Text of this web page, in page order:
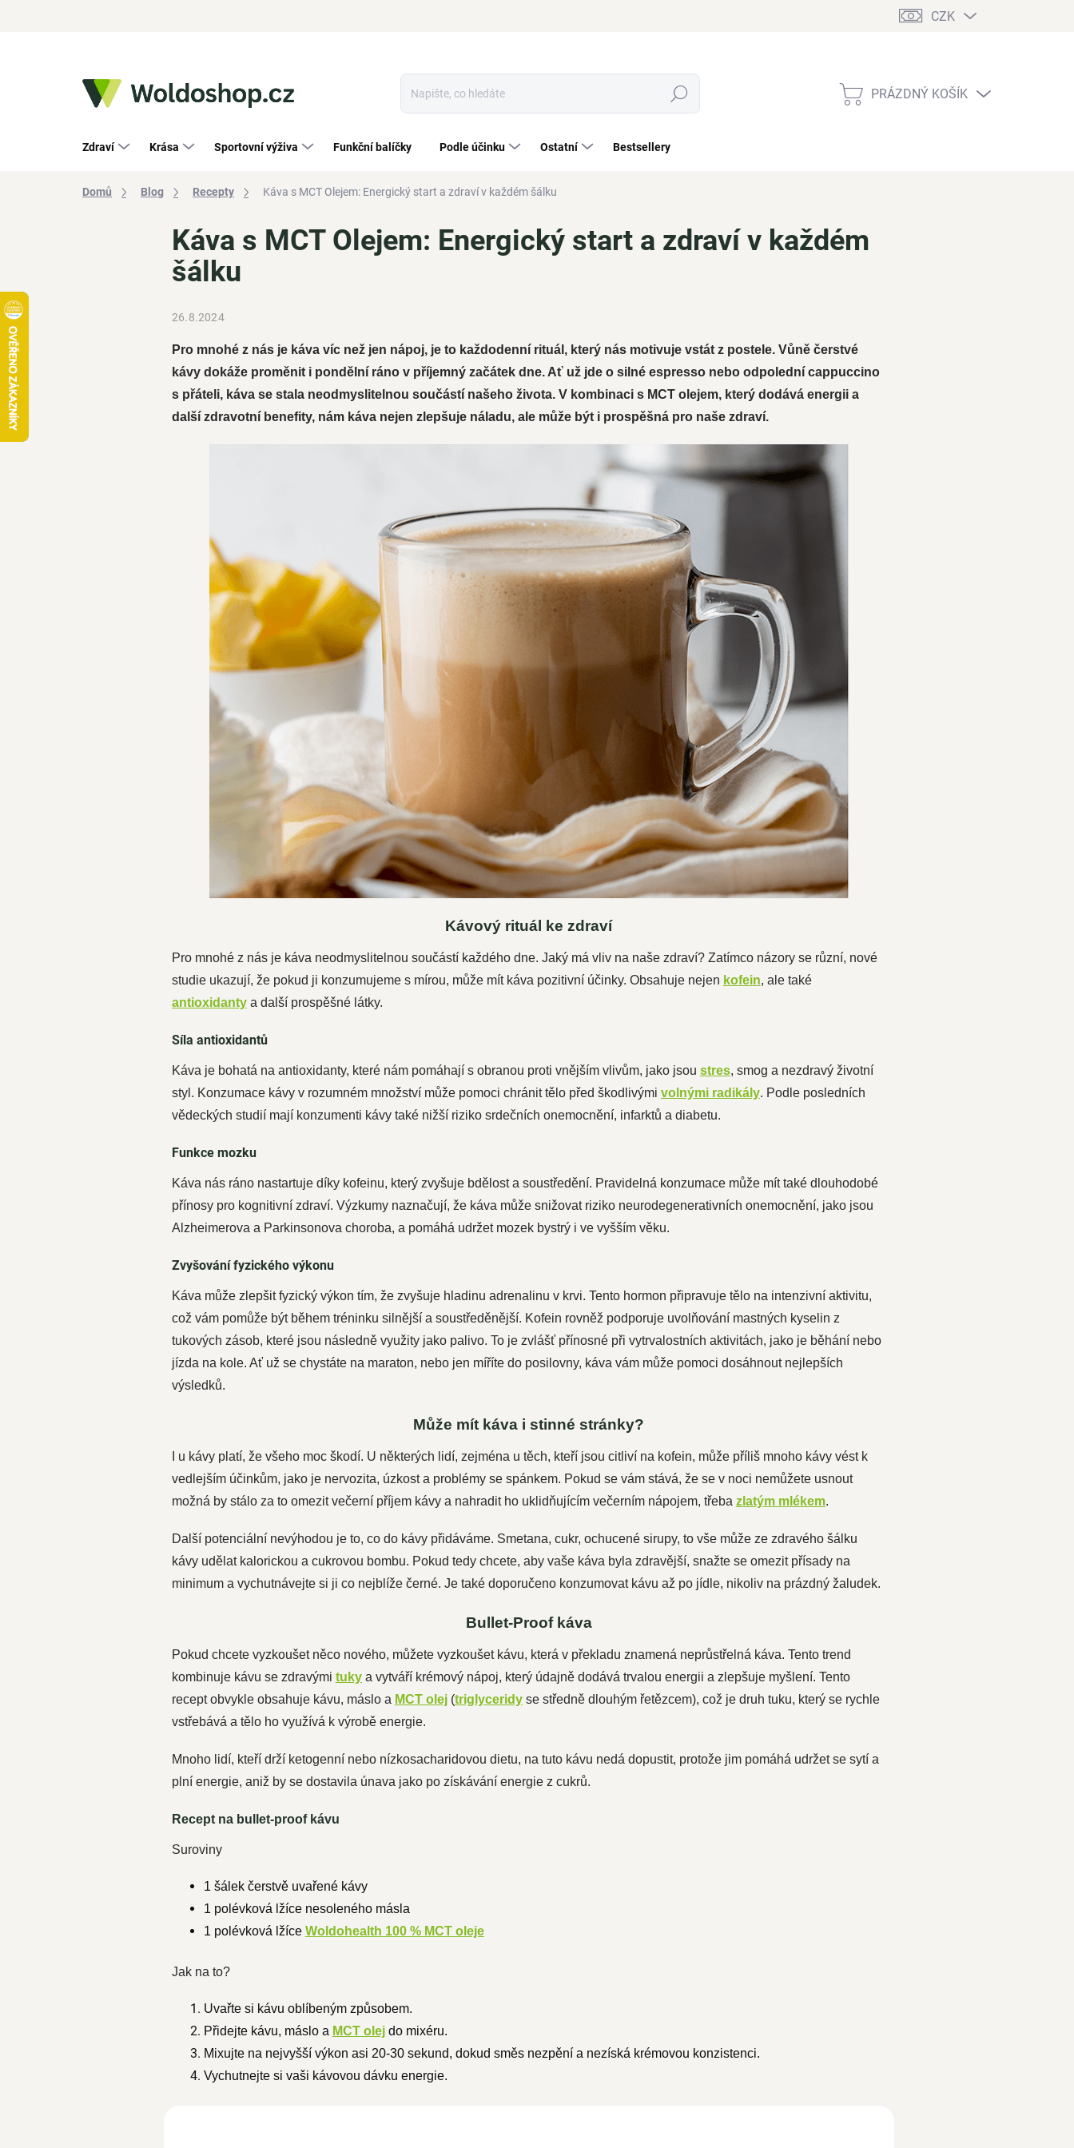
CZK
Hledat
NÁKUPNÍ
PRÁZDNÝ KOŠÍK
Zdraví Krása Sportovní výživa Funkční balíčky Podle účinku Ostatní Bestsellery
Domů Blog Recepty Káva s MCT Olejem: Energický start a zdraví v každém šálku
Káva s MCT Olejem: Energický start a zdraví v každém
šálku
26.8.2024
Pro mnohé z nás je káva víc než jen nápoj, je to každodenní rituál, který nás motivuje vstát z postele. Vůně čerstvé
kávy dokáže proměnit i pondělní ráno v příjemný začátek dne. Ať už jde o silné espresso nebo odpolední cappuccino
s přáteli, káva se stala neodmyslitelnou součástí našeho života. V kombinaci s MCT olejem, který dodává energii a
další zdravotní benefity, nám káva nejen zlepšuje náladu, ale může být i prospěšná pro naše zdraví.
Kávový rituál ke zdraví
Pro mnohé z nás je káva neodmyslitelnou součástí každého dne. Jaký má vliv na naše zdraví? Zatímco názory se různí, nové
studie ukazují, že pokud ji konzumujeme s mírou, může mít káva pozitivní účinky. Obsahuje nejen kofein, ale také
antioxidantya další prospěšné látky.
Síla antioxidantů
Káva je bohatá na antioxidanty, které nám pomáhají s obranou proti vnějším vlivům, jako jsou stres, smog a nezdravý životní
styl. Konzumace kávy v rozumném množství může pomoci chránit tělo před škodlivými volnými radikály. Podle posledních
vědeckých studií mají konzumenti kávy také nižší riziko srdečních onemocnění, infarktů a diabetu.
Funkce mozku
Káva nás ráno nastartuje díky kofeinu, který zvyšuje bdělost a soustředění. Pravidelná konzumace může mít také dlouhodobé
přínosy pro kognitivní zdraví. Výzkumy naznačují, že káva může snižovat riziko neurodegenerativních onemocnění, jako jsou
Alzheimerova a Parkinsonova choroba, a pomáhá udržet mozek bystrý i ve vyšším věku.
Zvyšování fyzického výkonu
Káva může zlepšit fyzický výkon tím, že zvyšuje hladinu adrenalinu v krvi. Tento hormon připravuje tělo na intenzivní aktivitu,
což vám pomůže být během tréninku silnější a soustředěnější. Kofein rovněž podporuje uvolňování mastných kyselin z
tukových zásob, které jsou následně využity jako palivo. To je zvlášť přínosné při vytrvalostních aktivitách, jako je běhání nebo
jízda na kole. Ať už se chystáte na maraton, nebo jen míříte do posilovny, káva vám může pomoci dosáhnout nejlepších
výsledků.
Může mít káva i stinné stránky?
I u kávy platí, že všeho moc škodí. U některých lidí, zejména u těch, kteří jsou citliví na kofein, může příliš mnoho kávy vést k
vedlejším účinkům, jako je nervozita, úzkost a problémy se spánkem. Pokud se vám stává, že se v noci nemůžete usnout
možná by stálo za to omezit večerní příjem kávy a nahradit ho uklidňujícím večerním nápojem, třeba zlatým mlékem.
Další potenciální nevýhodou je to, co do kávy přidáváme. Smetana, cukr, ochucené sirupy, to vše může ze zdravého šálku
kávy udělat kalorickou a cukrovou bombu. Pokud tedy chcete, aby vaše káva byla zdravější, snažte se omezit přísady na
minimum a vychutnávejte si ji co nejblíže černé. Je také doporučeno konzumovat kávu až po jídle, nikoliv na prázdný žaludek.
Bullet-Proof káva
Pokud chcete vyzkoušet něco nového, můžete vyzkoušet kávu, která v překladu znamená neprůstřelná káva. Tento trend
kombinuje kávu se zdravými tukya vytváří krémový nápoj, který údajně dodává trvalou energii a zlepšuje myšlení. Tento
recept obvykle obsahuje kávu, máslo a MCT olej(triglyceridyse středně dlouhým řetězcem), což je druh tuku, který se rychle
vstřebává a tělo ho využívá k výrobě energie.
Mnoho lidí, kteří drží ketogenní nebo nízkosacharidovou dietu, na tuto kávu nedá dopustit, protože jim pomáhá udržet se sytí a
plní energie, aniž by se dostavila únava jako po získávání energie z cukrů.
Recept na bullet-proof kávu
Suroviny
1 šálek čerstvě uvařené kávy
1 polévková lžíce nesoleného másla
1 polévková lžíce Woldohealth 100 % MCT oleje
Jak na to?
Uvařte si kávu oblíbeným způsobem.
Přidejte kávu, máslo a MCT olejdo mixéru.
Mixujte na nejvyšší výkon asi 20-30 sekund, dokud směs nezpění a nezíská krémovou konzistenci.
Vychutnejte si vaši kávovou dávku energie.